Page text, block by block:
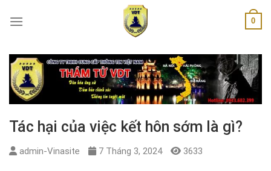
0
Tác hại của việc kết hôn sớm là gì?
admin-Vinasite 7 Tháng 3, 2024 3633